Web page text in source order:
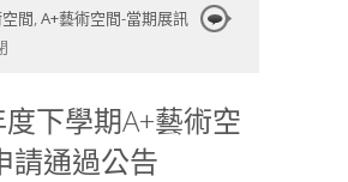
間,A+藝術空間-當期展訊
下學期A+藝術空
請通過公告